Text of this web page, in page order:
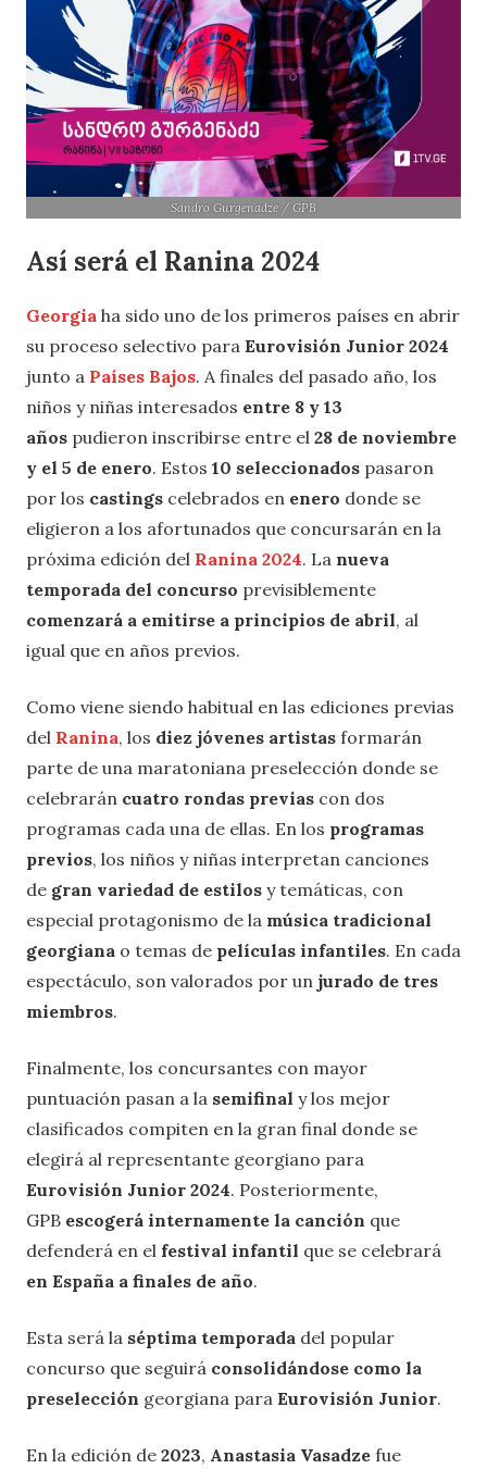
Sandro Gurgenadze / GPB
Así será el Ranina 2024
Georgia ha sido uno de los primeros países en abrir
su proceso selectivo para Eurovisión Junior 2024
junto a Países Bajos. A finales del pasado año, los
niños y niñas interesados entre 8 y 13
años pudieron inscribirse entre el 28 de noviembre
y el 5 de enero. Estos 10 seleccionados pasaron
por los castings celebrados en enero donde se
eligieron a los afortunados que concursarán en la
próxima edición del Ranina 2024. La nueva
temporada del concurso previsiblemente
comenzará a emitirse a principios de abril, al
igual que en años previos.
Como viene siendo habitual en las ediciones previas
del Ranina, los diez jóvenes artistas formarán
parte de una maratoniana preselección donde se
celebrarán cuatro rondas previas con dos
programas cada una de ellas. En los programas
previos, los niños y niñas interpretan canciones
de gran variedad de estilos y temáticas, con
especial protagonismo de la música tradicional
georgiana o temas de películas infantiles. En cada
espectáculo, son valorados por un jurado de tres
miembros.
Finalmente, los concursantes con mayor
puntuación pasan a la semifinal y los mejor
clasificados compiten en la gran final donde se
elegirá al representante georgiano para
Eurovisión Junior 2024. Posteriormente,
GPB escogerá internamente la canción que
defenderá en el festival infantil que se celebrará
en España a finales de año.
Esta será la séptima temporada del popular
concurso que seguirá consolidándose como la
preselección georgiana para Eurovisión Junior.
En la edición de 2023, Anastasia Vasadze fue